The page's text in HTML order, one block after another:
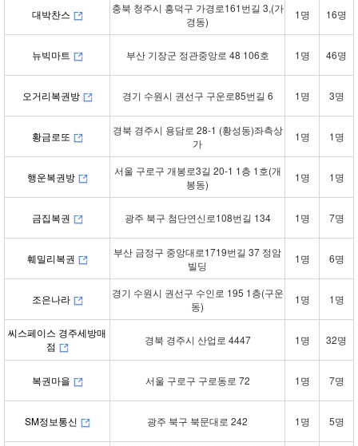
대박찬스
충북 청주시 흥덕구 가경로161번길 3,(가
경동)
1명 16명
뉴빅마트 부산 기장군 정관중앙로 48 106호 1명 46명
오거리복권방 경기 수원시 권선구 구운로85번길 6 1명 3명
황금로또
경북 경주시 용담로 28-1 (황성동)좌측상
가
1명 1명
행운복권방
서울 구로구 개봉로3길 20-1 1층 1호(개
봉동)
1명 1명
금집복권 광주 북구 첨단연신로108번길 134 1명 7명
훼밀리복권
부산 금정구 중앙대로1719번길 37 정암
빌딩
1명 6명
조은나라
경기 수원시 권선구 수인로 195 1층(구운
동)
1명 1명
씨스페이스 경주세방매
점
경북 경주시 산업로 4447 1명 32명
복권마을 서울 구로구 구로동로 72 1명 7명
SM정보통신 광주 북구 북문대로 242 1명 5명